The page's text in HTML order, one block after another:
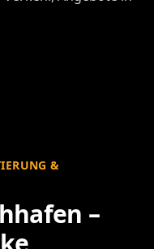
&
–